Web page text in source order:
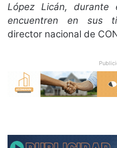
López Licán, durante
encuentren en sus
director nacional de